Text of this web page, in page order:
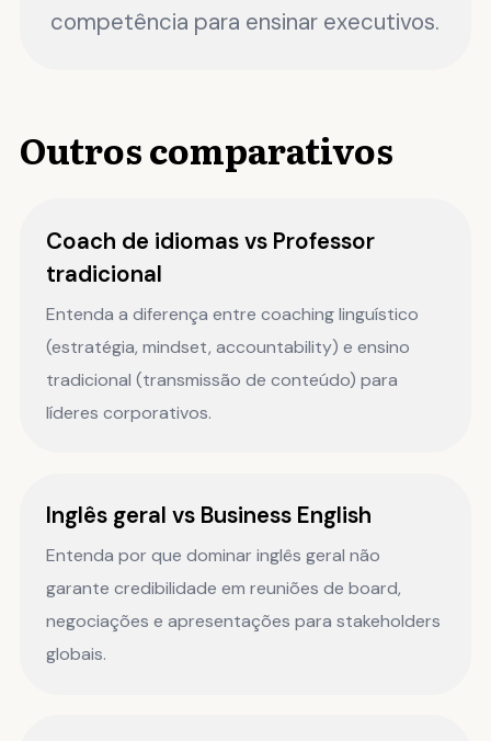
competência para ensinar executivos.
Outros comparativos
Coach de idiomas vs Professor
tradicional
Entenda a diferença entre coaching linguístico
(estratégia, mindset, accountability) e ensino
tradicional (transmissão de conteúdo) para
líderes corporativos.
Inglês geral vs Business English
Entenda por que dominar inglês geral não
garante credibilidade em reuniões de board,
negociações e apresentações para stakeholders
globais.